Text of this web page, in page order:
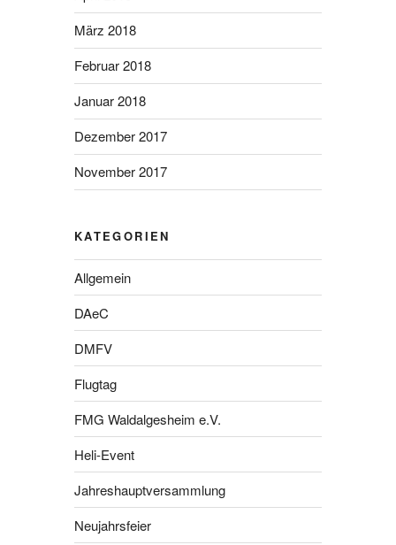
März 2018
Februar 2018
Januar 2018
Dezember 2017
November 2017
KATEGORIEN
Allgemein
DAeC
DMFV
Flugtag
FMG Waldalgesheim e.V.
Heli-Event
Jahreshauptversammlung
Neujahrsfeier